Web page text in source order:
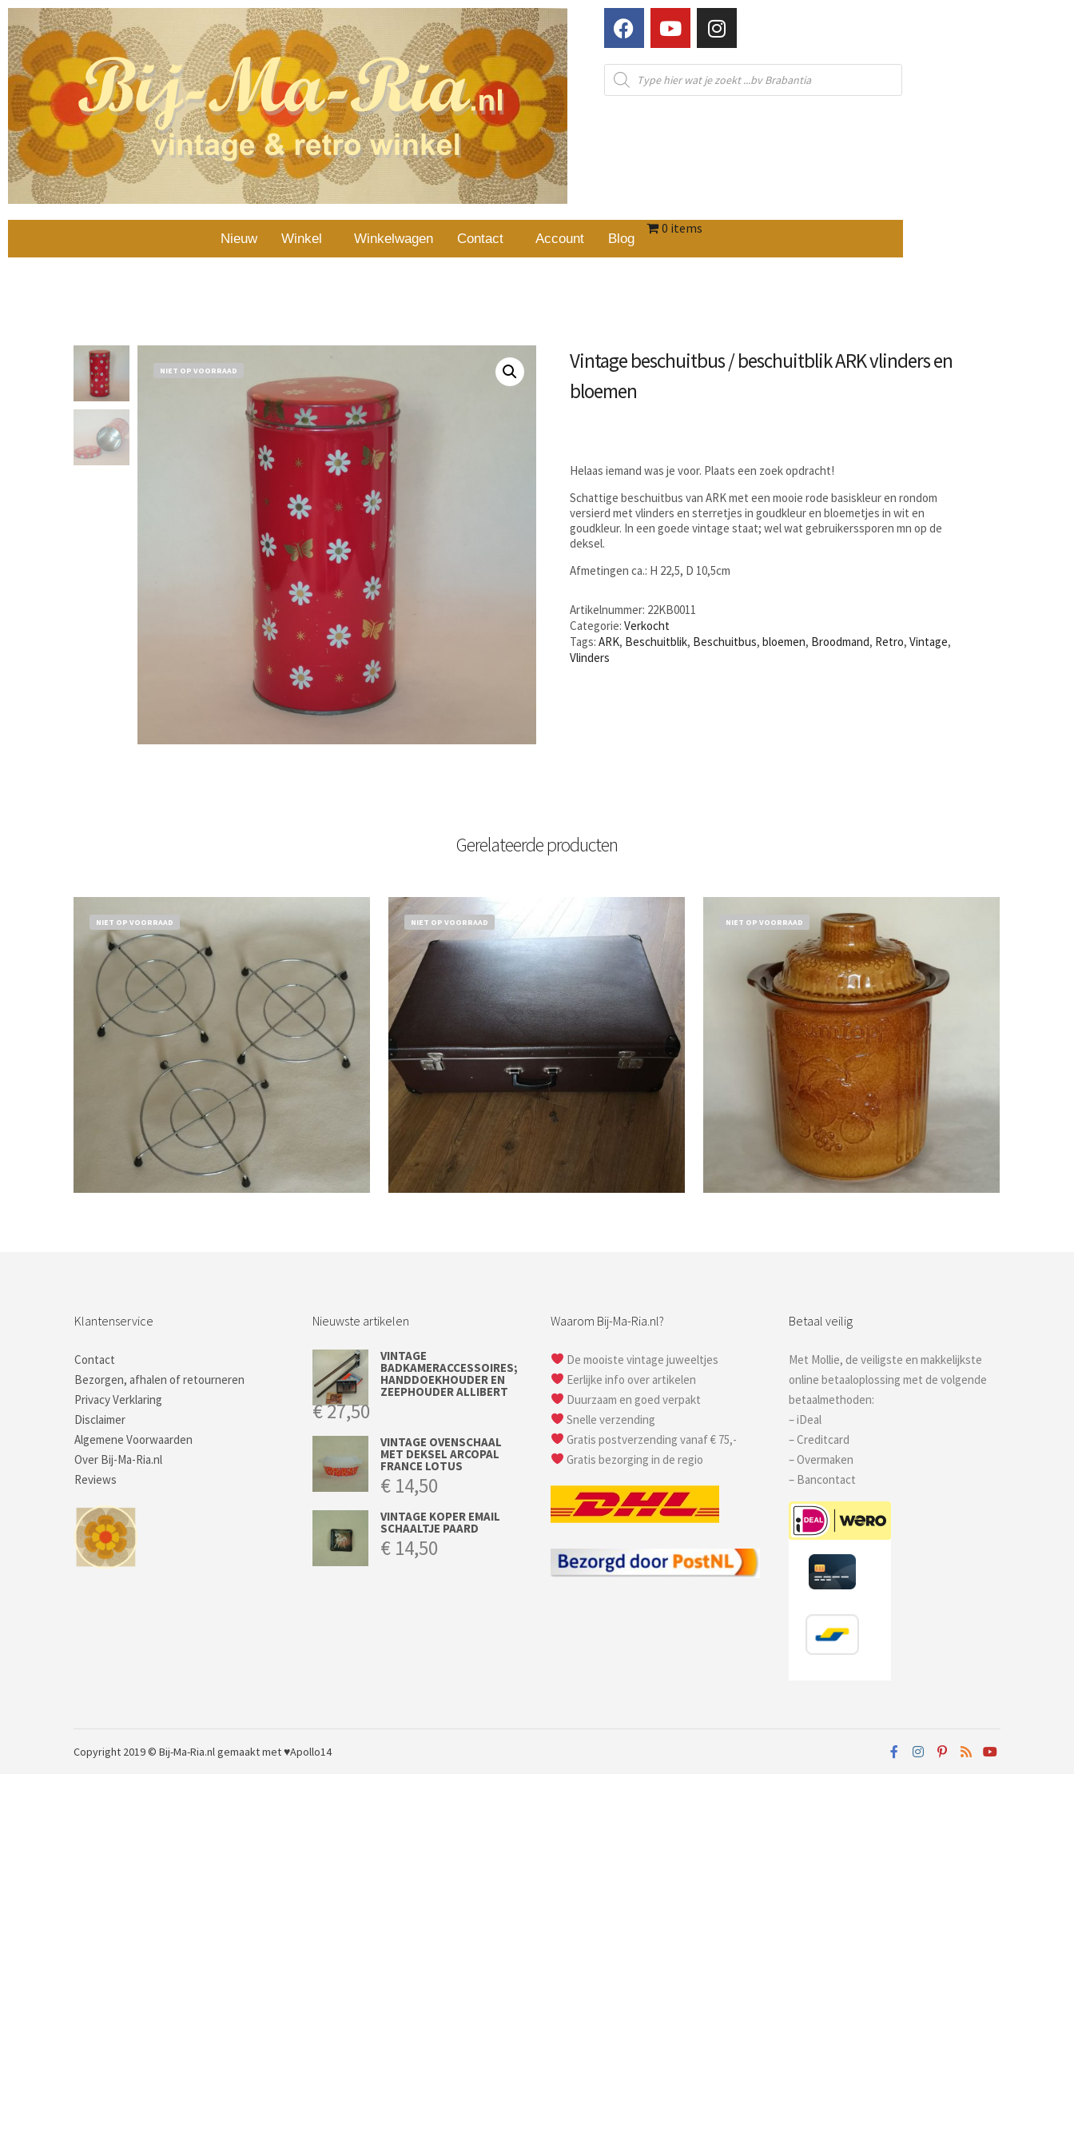
Nieuw Winkel Winkelwagen Contact Account Blog
0 items
NIET OP VOORRAAD
Vintage beschuitbus / beschuitblik ARK vlinders en
bloemen
Helaas iemand was je voor. Plaats een zoek opdracht!
Schattige beschuitbus van ARK met een mooie rode basiskleur en rondom
versierd met vlinders en sterretjes in goudkleur en bloemetjes in wit en
goudkleur. In een goede vintage staat; wel wat gebruikerssporen mn op de
deksel.
Afmetingen ca.: H 22,5, D 10,5cm
Artikelnummer: 22KB0011
Categorie:Verkocht
Tags:ARK, Beschuitblik, Beschuitbus,bloemen, Broodmand, Retro,Vintage,
Vlinders
Gerelateerde producten
NIET OP VOORRAAD
€11,50
NIET OP VOORRAAD
€32,50
NIET OP VOORRAAD
Klantenservice
Contact
Bezorgen, afhalen of retourneren
Privacy Verklaring
Disclaimer
Algemene Voorwaarden
Over Bij-Ma-Ria.nl
Reviews
Nieuwste artikelen
VINTAGE
BADKAMERACCESSOIRES;
HANDDOEKHOUDER EN
ZEEPHOUDER ALLIBERT
€27,50
VINTAGE OVENSCHAAL
MET DEKSEL ARCOPAL
FRANCE LOTUS
€ 14,50
VINTAGE KOPER EMAIL
SCHAALTJE PAARD
€ 14,50
Waarom Bij-Ma-Ria.nl?
De mooiste vintage juweeltjes
Eerlijke info over artikelen
Duurzaam en goed verpakt
Snelle verzending
Gratis postverzending vanaf € 75,-
Gratis bezorging in de regio
Betaal veilig
Met Mollie, de veiligste en makkelijkste
online betaaloplossing met de volgende
betaalmethoden:
– iDeal
– Creditcard
– Overmaken
– Bancontact
Copyright 2019 © Bij-Ma-Ria.nlgemaakt met ♥Apollo14